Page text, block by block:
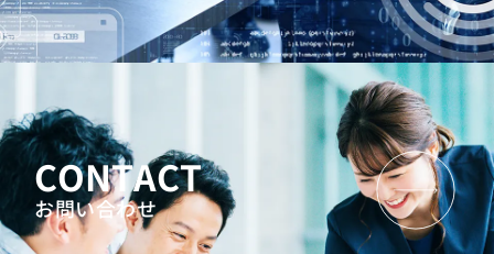
CONTACT
お問い合わせ